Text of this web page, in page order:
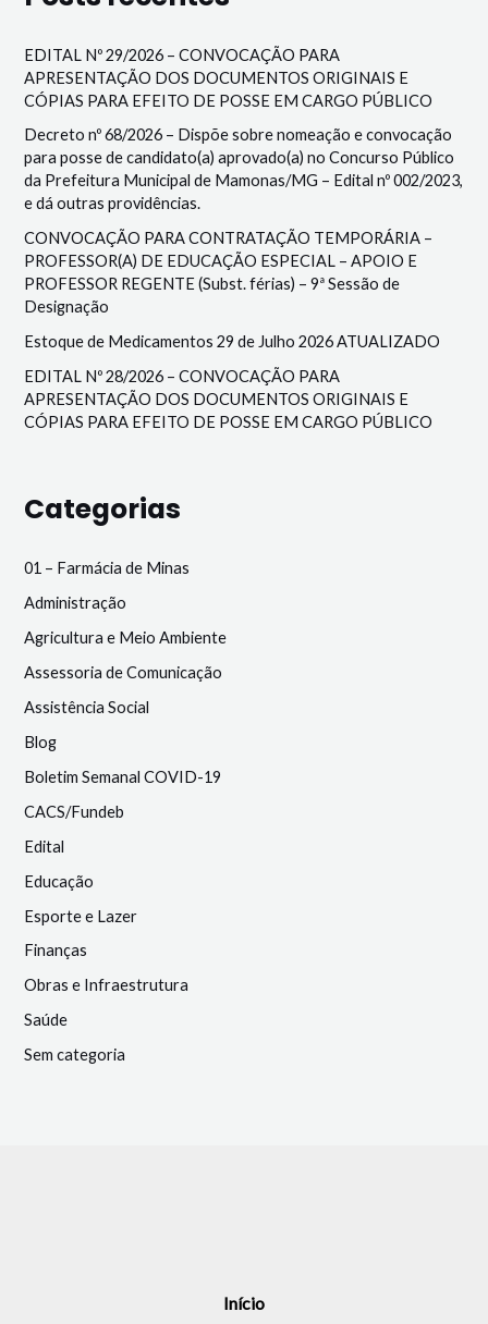
EDITAL Nº 29/2026 – CONVOCAÇÃO PARA
APRESENTAÇÃO DOS DOCUMENTOS ORIGINAIS E
CÓPIAS PARA EFEITO DE POSSE EM CARGO PÚBLICO
Decreto nº 68/2026 – Dispõe sobre nomeação e convocação
para posse de candidato(a) aprovado(a) no Concurso Público
da Prefeitura Municipal de Mamonas/MG – Edital nº 002/2023,
e dá outras providências.
CONVOCAÇÃO PARA CONTRATAÇÃO TEMPORÁRIA –
PROFESSOR(A) DE EDUCAÇÃO ESPECIAL – APOIO E
PROFESSOR REGENTE (Subst. férias) – 9ª Sessão de
Designação
Estoque de Medicamentos 29 de Julho 2026 ATUALIZADO
EDITAL Nº 28/2026 – CONVOCAÇÃO PARA
APRESENTAÇÃO DOS DOCUMENTOS ORIGINAIS E
CÓPIAS PARA EFEITO DE POSSE EM CARGO PÚBLICO
Categorias
01 – Farmácia de Minas
Administração
Agricultura e Meio Ambiente
Assessoria de Comunicação
Assistência Social
Blog
Boletim Semanal COVID-19
CACS/Fundeb
Edital
Educação
Esporte e Lazer
Finanças
Obras e Infraestrutura
Saúde
Sem categoria
Início